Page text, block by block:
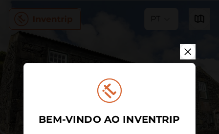
PT
BEM-VINDO AO INVENTRIP